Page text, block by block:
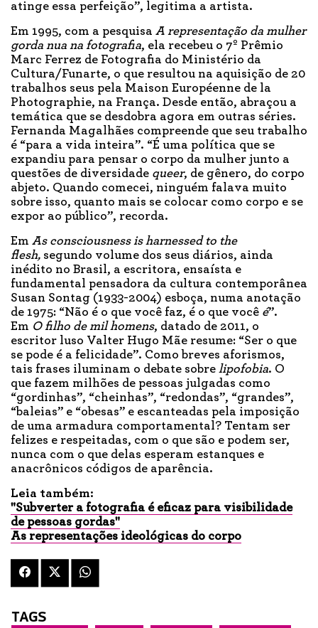
atinge essa perfeição”, legitima a artista.
Em 1995, com a pesquisa A representação da mulher
gorda nua na fotografia, ela recebeu o 7º Prêmio
Marc Ferrez de Fotografia do Ministério da
Cultura/Funarte, o que resultou na aquisição de 20
trabalhos seus pela Maison Européenne de la
Photographie, na França. Desde então, abraçou a
temática que se desdobra agora em outras séries.
Fernanda Magalhães compreende que seu trabalho
é “para a vida inteira”. “É uma política que se
expandiu para pensar o corpo da mulher junto a
questões de diversidade queer, de gênero, do corpo
abjeto. Quando comecei, ninguém falava muito
sobre isso, quanto mais se colocar como corpo e se
expor ao público”, recorda.
Em As consciousness is harnessed to the
flesh, segundo volume dos seus diários, ainda
inédito no Brasil, a escritora, ensaísta e
fundamental pensadora da cultura contemporânea
Susan Sontag (1933-2004) esboça, numa anotação
de 1975: “Não é o que você faz, é o que você é”.
Em O filho de mil homens, datado de 2011, o
escritor luso Valter Hugo Mãe resume: “Ser o que
se pode é a felicidade”. Como breves aforismos,
tais frases iluminam o debate sobre lipofobia. O
que fazem milhões de pessoas julgadas como
“gordinhas”, “cheinhas”, “redondas”, “grandes”,
“baleias” e “obesas” e escanteadas pela imposição
de uma armadura comportamental? Tentam ser
felizes e respeitadas, com o que são e podem ser,
nunca com o que delas esperam estanques e
anacrônicos códigos de aparência.
Leia também:
"Subverter a fotografia é eficaz para visibilidade
de pessoas gordas"
As representações ideológicas do corpo
TAGS